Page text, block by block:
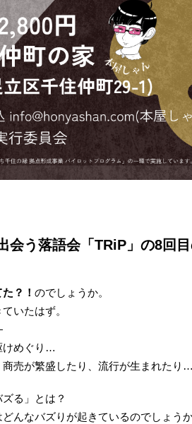
会う落語会「TRiP」の8回
？！ のでしょうか。
いたはず。
けめぐり…
商売が繁盛したり、流行が生まれた
る」とは？
んなバズりが起きているのでしょうか